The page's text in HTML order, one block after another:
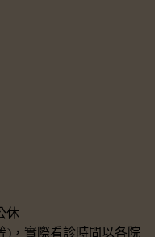
休
)，實際看診時間以各院